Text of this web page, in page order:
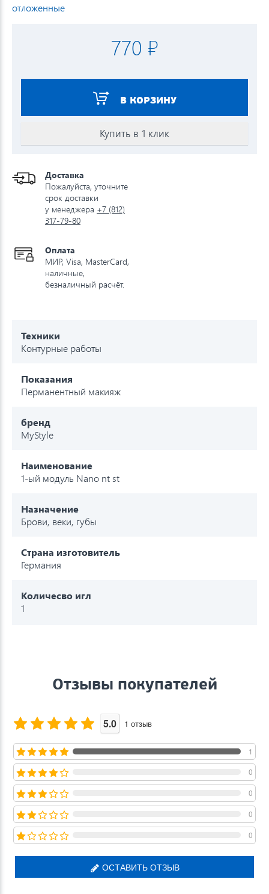
отложенные
770 ₽
В КОРЗИНУ
Купить в 1 клик
Доставка
Пожалуйста, уточните
срок доставки
у менеджера +7 (812)
317-79-80
Оплата
МИР, Visa, MasterCard,
наличные,
безналичный расчёт.
Техники
Контурные работы
Показания
Перманентный макияж
бренд
MyStyle
Наименование
1-ый модуль Nano nt st
Назначение
Брови, веки, губы
Страна изготовитель
Германия
Количесво игл
1
Отзывы покупателей
5.0 1 отзыв
1
0
0
0
0
ОСТАВИТЬ ОТЗЫВ